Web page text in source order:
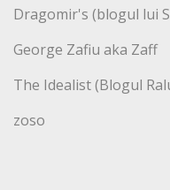
Dragomir's (blogul lui
George Zafiu aka Zaff
The Idealist (Blogul
zoso